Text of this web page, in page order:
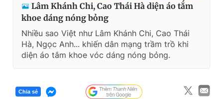
Lâm Khánh Chi, Cao Thái Hà diện áo tắm
khoe dáng nóng bỏng
Nhiều sao Việt như Lâm Khánh Chi, Cao Thái
Hà, Ngọc Anh... khiến dân mạng trầm trồ khi
diện áo tắm khoe vóc dáng nóng bỏng.
Chia sẻ